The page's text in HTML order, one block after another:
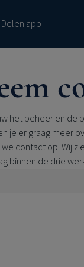
app
het beheer en de
je er graag meer
contact op. Wij
binnen de drie